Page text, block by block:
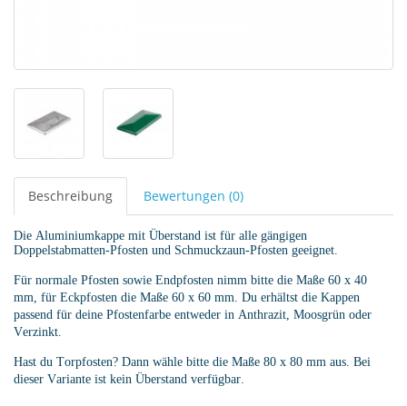
Beschreibung Bewertungen (0)
Die Aluminiumkappe mit Überstand ist für alle gängigen
Doppelstabmatten-Pfosten und Schmuckzaun-Pfosten geeignet.
Für normale Pfosten sowie Endpfosten nimm bitte die Maße 60 x 40
mm, für Eckpfosten die Maße 60 x 60 mm. Du erhältst die Kappen
passend für deine Pfostenfarbe entweder in Anthrazit, Moosgrün oder
Verzinkt.
Hast du Torpfosten? Dann wähle bitte die Maße 80 x 80 mm aus. Bei
dieser Variante ist kein Überstand verfügbar.